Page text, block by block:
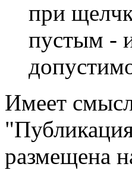
при
пустым -
Имеет
размещена